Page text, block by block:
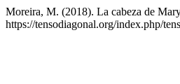
Moreira, M. (2018). La cabeza de
https://tensodiagonal.org/index.php/